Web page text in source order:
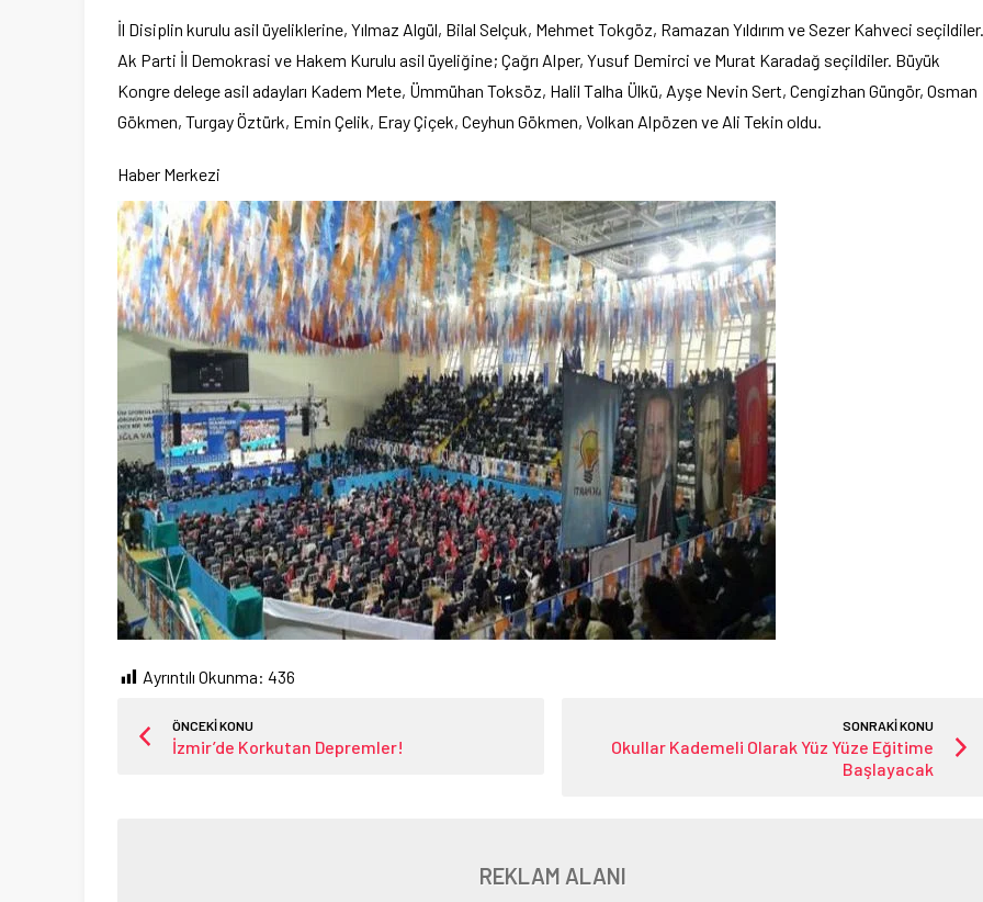
İl Disiplin kurulu asil üyeliklerine, Yılmaz Algül, Bilal Selçuk, Mehmet Tokgöz, Ramazan Yıldırım ve Sezer Kahveci seçildiler.
Ak Parti İl Demokrasi ve Hakem Kurulu asil üyeliğine; Çağrı Alper, Yusuf Demirci ve Murat Karadağ seçildiler. Büyük
Kongre delege asil adayları Kadem Mete, Ümmühan Toksöz, Halil Talha Ülkü, Ayşe Nevin Sert, Cengizhan Güngör, Osman
Gökmen, Turgay Öztürk, Emin Çelik, Eray Çiçek, Ceyhun Gökmen, Volkan Alpözen ve Ali Tekin oldu.
Haber Merkezi
Ayrıntılı Okunma: 436
ÖNCEKİ KONU
İzmir’de Korkutan Depremler!
SONRAKİ KONU
Okullar Kademeli Olarak Yüz Yüze Eğitime
Başlayacak
REKLAM ALANI